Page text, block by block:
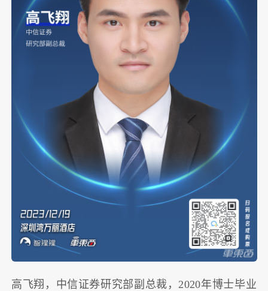
高飞翔，中信证券研究部副总裁，2020年博士毕业